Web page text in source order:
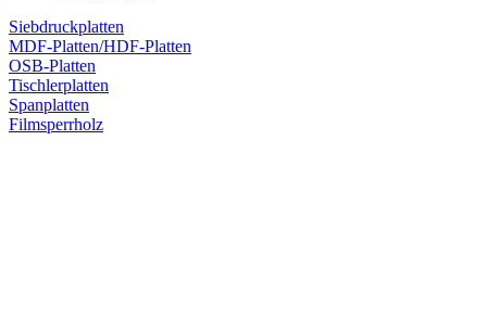
Siebdruckplatten
MDF-Platten/HDF-Platten
OSB-Platten
Tischlerplatten
Spanplatten
Filmsperrholz